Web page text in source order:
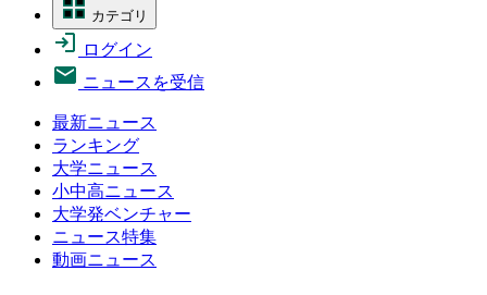
カテゴリ
ログイン
ニュースを受信
最新ニュース
ランキング
大学ニュース
小中高ニュース
大学発ベンチャー
ニュース特集
動画ニュース